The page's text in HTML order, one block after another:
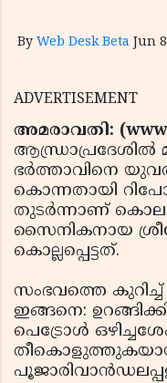
By Web Desk Beta Jun
ADVERTISEMENT
അമരാവതി:
ഭര്‍ത്താവിനെ
കൊന്നതായി
തുടര്‍ന്നാണ്
സൈനികനായ
കൊല്ലപ്പെട്ടത്.
സംഭവത്തെ
ഇങ്ങനെ:
പെട്രോള്‍